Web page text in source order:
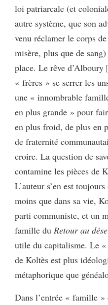
loi patriarcale (et
autre système, que son
venu réclamer le corps
misère, plus que de
place. Le rêve d’Alboury
« frères » se serrer les
une « innombrable
en plus grande » pour
en plus froid, de plus en
de fraternité
croire. La question de
contamine les pièces de
L’auteur s’en est
moins que dans sa vie,
parti communiste, et un
famille du Retour au
utile du capitalisme. Le
de Koltès est plus
métaphorique que
Dans l’entrée « famille »